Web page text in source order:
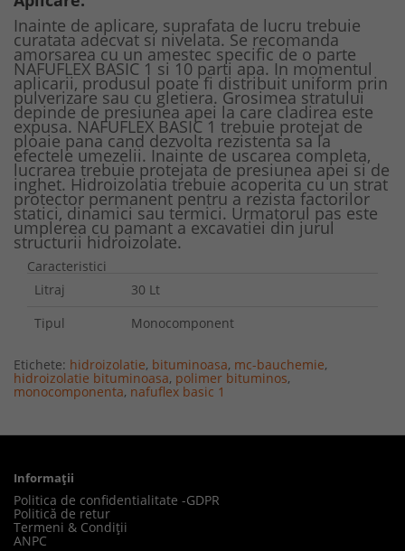
Inainte de aplicare, suprafata de lucru trebuie
curatata adecvat si nivelata. Se recomanda
amorsarea cu un amestec specific de o parte
NAFUFLEX BASIC 1 si 10 parti apa. In momentul
aplicarii, produsul poate fi distribuit uniform prin
pulverizare sau cu gletiera. Grosimea stratului
depinde de presiunea apei la care cladirea este
expusa. NAFUFLEX BASIC 1 trebuie protejat de
ploaie pana cand dezvolta rezistenta sa la
efectele umezelii. Inainte de uscarea completa,
lucrarea trebuie protejata de presiunea apei si de
inghet. Hidroizolatia trebuie acoperita cu un strat
protector permanent pentru a rezista factorilor
statici, dinamici sau termici. Urmatorul pas este
umplerea cu pamant a excavatiei din jurul
structurii hidroizolate.
Caracteristici
Litraj
30 Lt
Tipul
Monocomponent
Etichete: hidroizolatie, bituminoasa, mc-bauchemie,
hidroizolatie bituminoasa, polimer bituminos,
monocomponenta, nafuflex basic 1
Informaţii
Politica de confidentialitate -GDPR
Politică de retur
Termeni & Condiții
ANPC